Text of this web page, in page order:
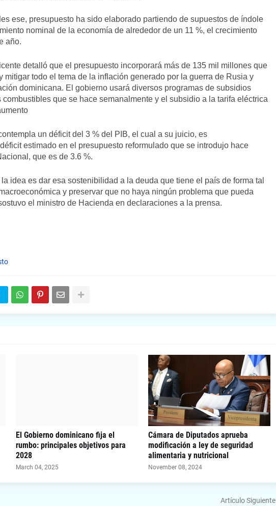
ese, presupuesto ha sido elaborado partiendo de supuestos de índole
nominal de la economía de alrededor de un 11 %, el crecimiento
año.
detalló que el presupuesto incorporará más de 135 mil millones que
mitigar todo el tema de la inflación generado por la guerra de Rusia y
dominicana. El gobierno usará diversos programas de subsidios
que se hace semanalmente y el subsidio a la tarifa eléctrica
un déficit del 3 % del PIB, el cual a su juicio, es
estimado en el presupuesto reformulado que se introdujo hace
que es de 3.6 %.
idea es dar esa sostenibilidad a la deuda que tiene el país de forma tal
y preservar que no haya ningún problema que pueda
el ministro de Hacienda en declaraciones a la prensa.
El Gobierno dominicano fija el
rumbo: principales objetivos para
2028
March 04, 2025
Cámara de Diputados aprueba
modificación a ley de seguridad
alimentaria y nutricional
November 08, 2024
Artículo Siguiente